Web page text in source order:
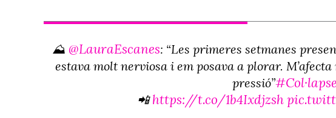
⛰ @LauraEscanes: “Les primeres setmanes
estava molt nerviosa i em posava a plorar.
pressió”
📲https://t.co/1b4Ixdjzsh